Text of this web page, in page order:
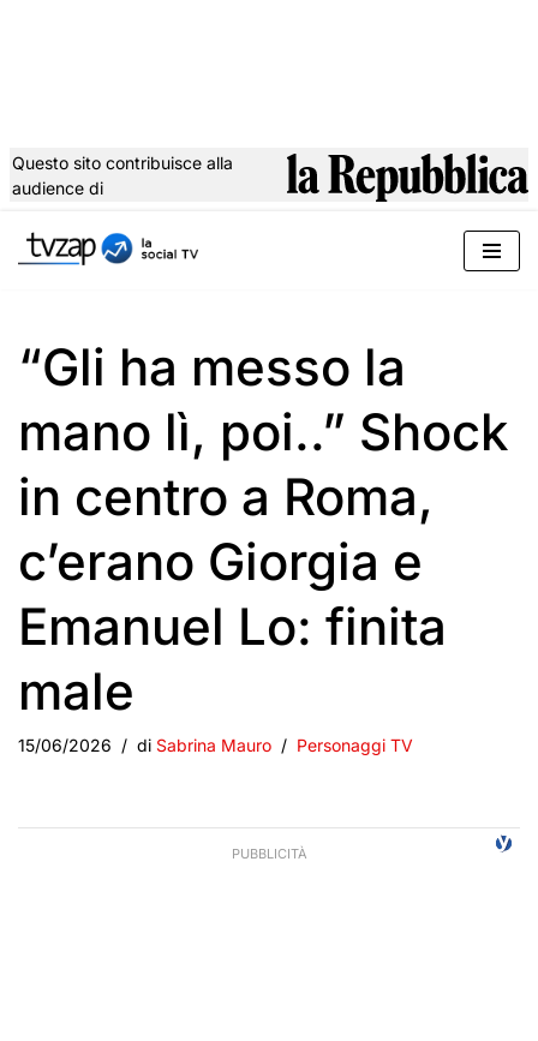
al
Questo sito contribuisce alla
audience di
“Gli ha messo la
mano lì, poi..” Shock
in centro a Roma,
c’erano Giorgia e
Emanuel Lo: finita
male
15/06/2026 di Sabrina Mauro Personaggi TV